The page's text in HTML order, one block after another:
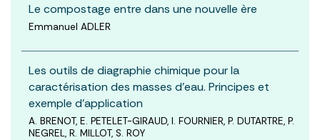
Le compostage entre dans une nouvelle ère
Emmanuel ADLER
Les outils de diagraphie chimique pour la
caractérisation des masses d’eau. Principes et
exemple d’application
A. BRENOT, E. PETELET-GIRAUD, I. FOURNIER, P. DUTARTRE, P.
NEGREL, R. MILLOT, S. ROY